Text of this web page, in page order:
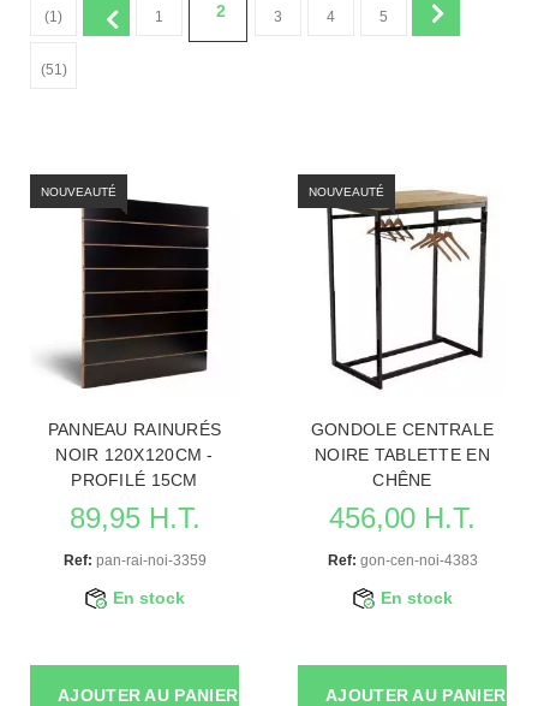
(1) 1 2 3 4 5
(51)
NOUVEAUTÉ
PANNEAU RAINURÉS
NOIR 120X120CM -
PROFILÉ 15CM
89,95 H.T.
Ref: pan-rai-noi-3359
En stock
AJOUTER AU PANIER
NOUVEAUTÉ
GONDOLE CENTRALE
NOIRE TABLETTE EN
CHÊNE
456,00 H.T.
Ref: gon-cen-noi-4383
En stock
AJOUTER AU PANIER